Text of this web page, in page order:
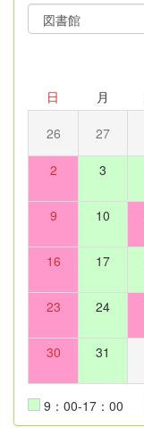
日 月
26 27
2 3
9 10
16 17
23 24
30 31
9：00-17：00